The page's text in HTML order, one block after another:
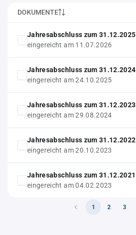
DOKUMENTE
Jahresabschluss zum 31.12.2025
eingereicht am 11.07.2026
Jahresabschluss zum 31.12.2024
eingereicht am 24.10.2025
Jahresabschluss zum 31.12.2023
eingereicht am 29.08.2024
Jahresabschluss zum 31.12.2022
eingereicht am 20.10.2023
Jahresabschluss zum 31.12.2021
eingereicht am 04.02.2023
1 2 3